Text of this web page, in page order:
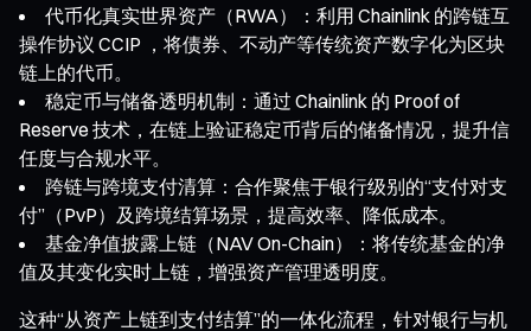
代币化真实世界资产（RWA）：利用 Chainlink 的跨链互
操作协议 CCIP ，将债券、不动产等传统资产数字化为区块
链上的代币。
稳定币与储备透明机制：通过 Chainlink 的 Proof of
Reserve 技术，在链上验证稳定币背后的储备情况，提升信
任度与合规水平。
跨链与跨境支付清算：合作聚焦于银行级别的“支付对支
付”（PvP）及跨境结算场景，提高效率、降低成本。
基金净值披露上链（NAV On-Chain）：将传统基金的净
值及其变化实时上链，增强资产管理透明度。
这种“从资产上链到支付结算”的一体化流程，针对银行与机